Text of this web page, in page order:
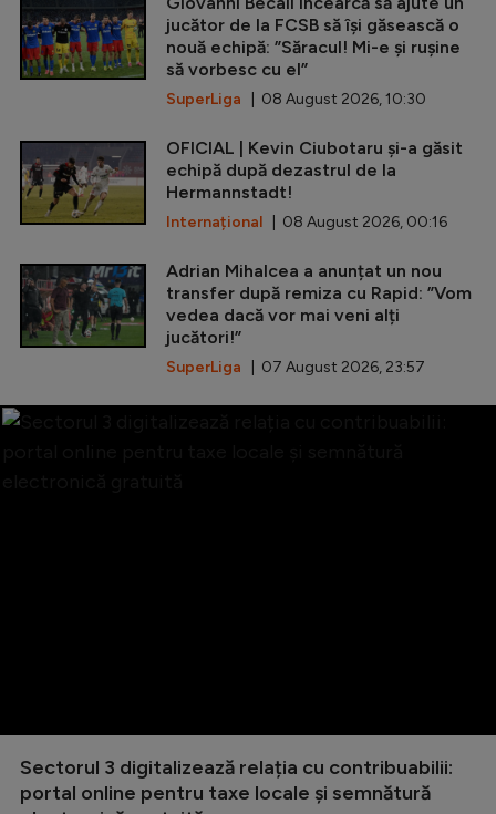
jucător de la FCSB să își găsească o
nouă echipă: ”Săracul! Mi-e și rușine
să vorbesc cu el”
SuperLiga | 08 August 2026, 10:30
OFICIAL | Kevin Ciubotaru și-a găsit
echipă după dezastrul de la
Hermannstadt!
Internațional | 08 August 2026, 00:16
Adrian Mihalcea a anunțat un nou
transfer după remiza cu Rapid: ”Vom
vedea dacă vor mai veni alți
jucători!”
SuperLiga | 07 August 2026, 23:57
Sectorul 3 digitalizează relația cu contribuabilii:
portal online pentru taxe locale și semnătură